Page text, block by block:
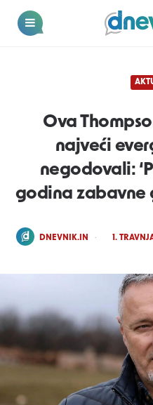
Dnevnik.in
Ova
najveći
negodovali:
godina zabavne
POSTED
DNEVNIK.IN 1.